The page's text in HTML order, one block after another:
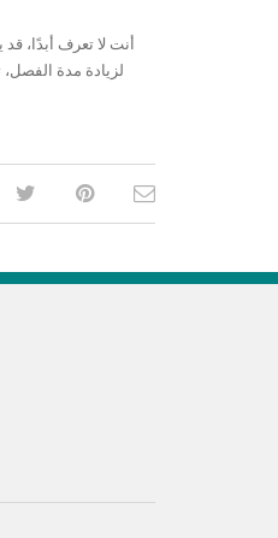
أنت لا تعرف أبدًا،